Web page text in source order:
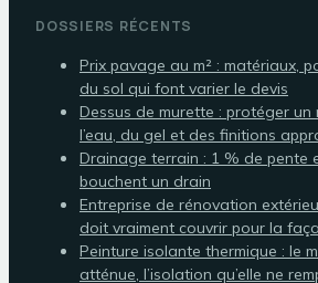
DOSSIERS RÉCENTS
Prix pavage au m² : matériaux,
du sol qui font varier le devis
Dessus de murette : protéger un
l’eau, du gel et des finitions
Drainage terrain : 1 % de pente
bouchent un drain
Entreprise de rénovation
doit vraiment couvrir pour la
Peinture isolante thermique : le
atténue, l’isolation qu’elle ne